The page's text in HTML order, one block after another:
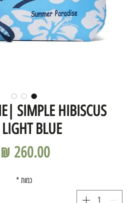
SIMPLE HIBISCUS
|LIGHT BLUE |
כמות *